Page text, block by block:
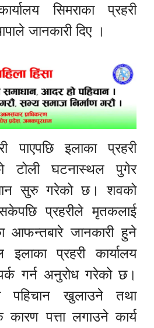
सिमराका प्रहरी
जानकारी दिए ।
पाएपछि इलाका प्रहरी
टोली घटनास्थल पुगेर
सुरु गरेको छ। शवको
प्रहरीले मृतकलाई
आफन्तबारे जानकारी हुने
इलाका प्रहरी कार्यालय
गर्न अनुरोध गरेको छ।
पहिचान खुलाउने तथा
कारण पत्ता लगाउने कार्य